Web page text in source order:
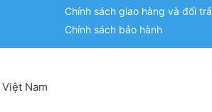
Chính sách giao hàng và đổi trả
Chính sách bảo hành
Nam